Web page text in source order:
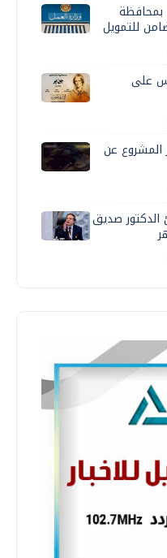
بمحافظة
للتمويل
على
المشروع عن
الدكتور صديق